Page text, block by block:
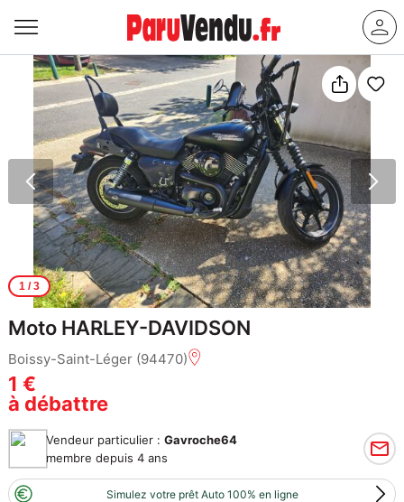
1/ 3
Moto HARLEY-DAVIDSON
Boissy-Saint-Léger (94470)
1 €
à débattre
Vendeur particulier : Gavroche64
membre depuis 4 ans
Simulez votre prêt Auto 100% en ligne